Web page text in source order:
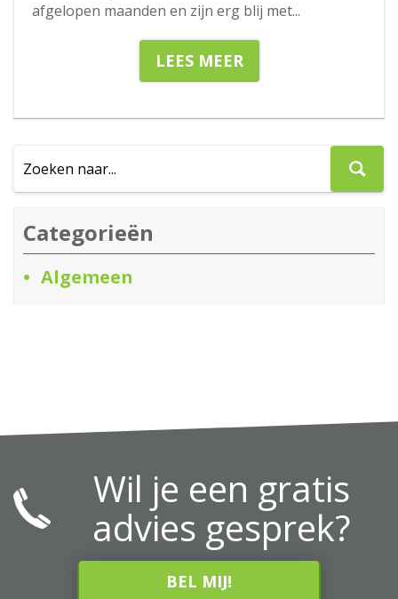
afgelopen maanden en zijn erg blij met...
LEES MEER
Categorieën
Algemeen
Wil je een gratis
advies gesprek?
BEL MIJ!